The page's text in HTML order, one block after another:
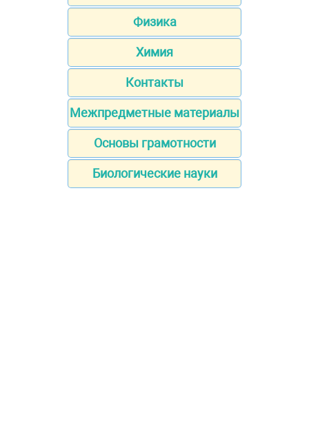
Физика
Химия
Контакты
Межпредметные материалы
Основы грамотности
Биологические науки